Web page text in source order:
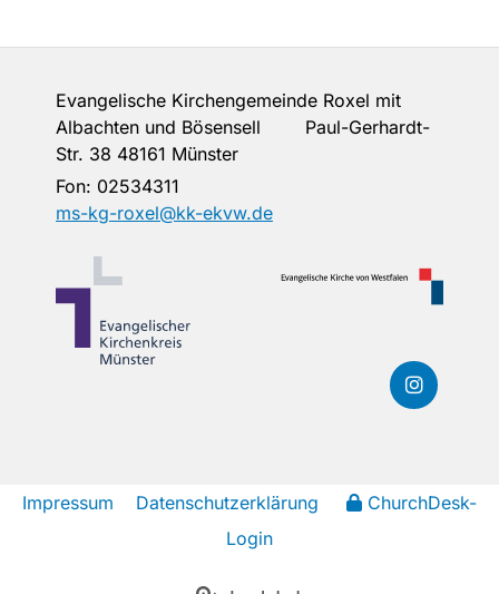
Evangelische Kirchengemeinde Roxel mit
Albachten und Bösensell Paul-Gerhardt-
Str. 38 48161 Münster
Fon: 02534311
ms-kg-roxel@kk-ekvw.de
Impressum Datenschutzerklärung
ChurchDesk-
Login